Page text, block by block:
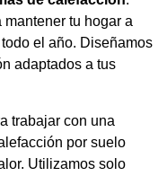
tu hogar a
el año. Diseñamos
adaptados a tus
trabajar con una
por suelo
Utilizamos solo